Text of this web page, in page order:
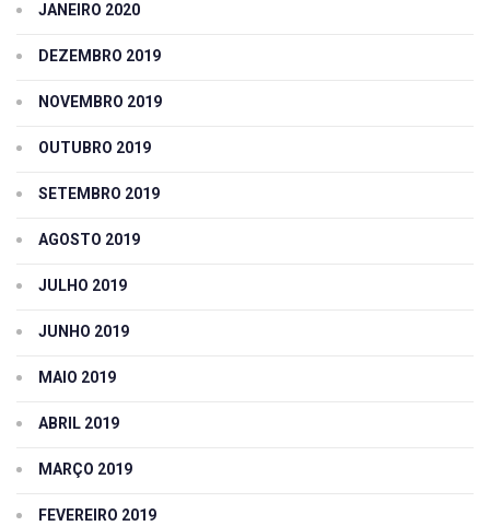
JANEIRO 2020
DEZEMBRO 2019
NOVEMBRO 2019
OUTUBRO 2019
SETEMBRO 2019
AGOSTO 2019
JULHO 2019
JUNHO 2019
MAIO 2019
ABRIL 2019
MARÇO 2019
FEVEREIRO 2019